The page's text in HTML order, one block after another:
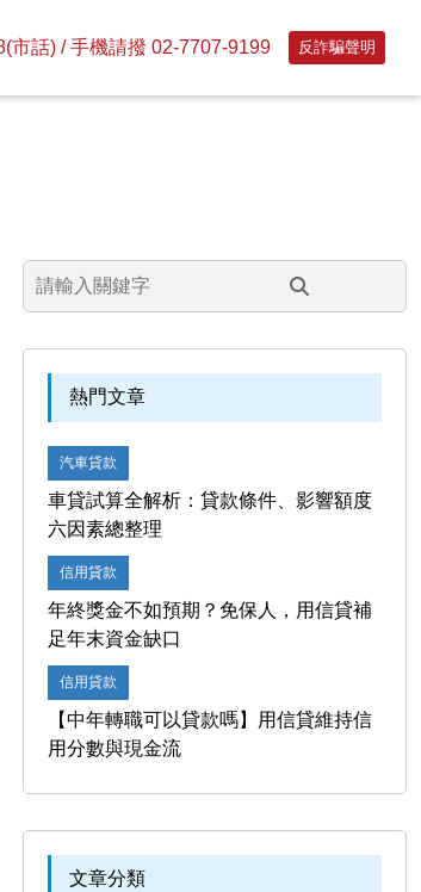
市話) / 手機請撥 02-7707-9199 反詐騙聲明
熱門文章
汽車貸款
車貸試算全解析：貸款條件、影響額度
六因素總整理
信用貸款
年終獎金不如預期？免保人，用信貸補
足年末資金缺口
信用貸款
【中年轉職可以貸款嗎】用信貸維持信
用分數與現金流
文章分類